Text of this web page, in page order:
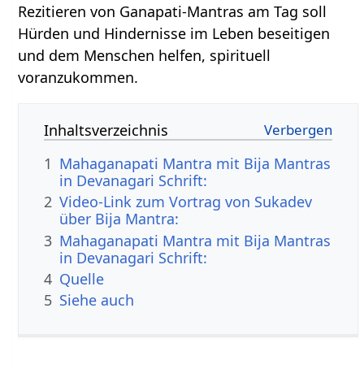
Rezitieren von Ganapati-Mantras am Tag soll
Hürden und Hindernisse im Leben beseitigen
und dem Menschen helfen, spirituell
voranzukommen.
Inhaltsverzeichnis
1 Mahaganapati Mantra mit Bija Mantras
in Devanagari Schrift:
2 Video-Link zum Vortrag von Sukadev
über Bija Mantra:
3 Mahaganapati Mantra mit Bija Mantras
in Devanagari Schrift:
4 Quelle
5 Siehe auch